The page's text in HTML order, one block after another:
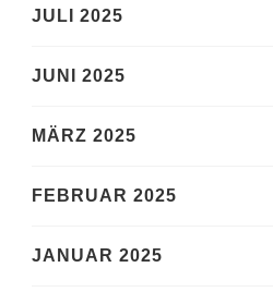
JULI 2025
JUNI 2025
MÄRZ 2025
FEBRUAR 2025
JANUAR 2025